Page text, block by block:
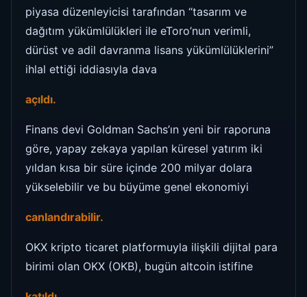
piyasa düzenleyicisi tarafından “tasarım ve
dağıtım yükümlülükleri ile eToro’nun verimli,
dürüst ve adil davranma lisans yükümlülüklerini”
ihlal ettiği iddiasıyla dava
açıldı.
Finans devi Goldman Sachs’ın yeni bir raporuna
göre, yapay zekaya yapılan küresel yatırım iki
yıldan kısa bir süre içinde 200 milyar dolara
yükselebilir ve bu büyüme genel ekonomiyi
canlandırabilir.
OKX kripto ticaret platformuyla ilişkili dijital para
birimi olan OKX (OKB), bugün altcoin istifine